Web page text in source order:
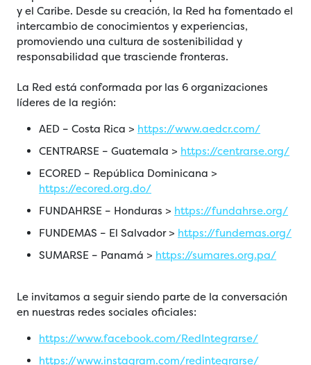
y el Caribe. Desde su creación, la Red ha fomentado el
intercambio de conocimientos y experiencias,
promoviendo una cultura de sostenibilidad y
responsabilidad que trasciende fronteras.
La Red está conformada por las 6 organizaciones
líderes de la región:
AED – Costa Rica > https://www.aedcr.com/
CENTRARSE – Guatemala > https://centrarse.org/
ECORED – República Dominicana >
https://ecored.org.do/
FUNDAHRSE – Honduras > https://fundahrse.org/
FUNDEMAS – El Salvador > https://fundemas.org/
SUMARSE – Panamá > https://sumares.org.pa/
Le invitamos a seguir siendo parte de la conversación
en nuestras redes sociales oficiales:
https://www.facebook.com/RedIntegrarse/
https://www.instagram.com/redintegrarse/